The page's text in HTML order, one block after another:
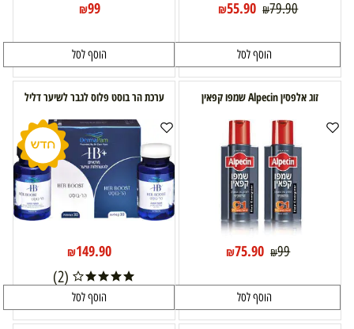
₪79.90
₪55.90
הוסף לסל
₪99
הוסף לסל
זוג אלפסין Alpecin שמפו קפאין
₪99
₪75.90
הוסף לסל
ערכת הר בוסט פלוס לגבר לשיער דליל
₪149.90
(2)
הוסף לסל